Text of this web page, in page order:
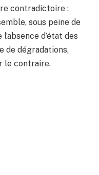
contradictoire :
sous peine de
d’état des
de dégradations,
le contraire.